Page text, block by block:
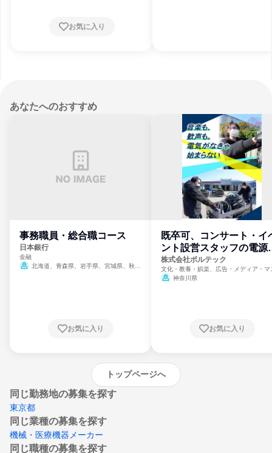
お気に入り
あなたへのおすすめ
事務職員・総合職コース
日本銀行
金融
北海道、青森県、岩手県、宮城県、秋田
崎県、熊本県、大分県、宮崎県、鹿児島県、
お気に入り
既卒可、コンサート・イ
ント設営スタッフの電源
門
株式会社ボルテック
文化・教養・娯楽、広告・メディア・マ
ミ、電力・ガス・水道・エネルギー
神奈川県
お気に入り
トップページへ
同じ勤務地の募集を探す
東京都
同じ業種の募集を探す
機械・医療機器メーカー
同じ職種の募集を探す